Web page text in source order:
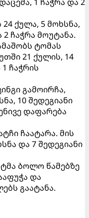
ქულა, 5 მოხსნა,
2 ჩაჭრა მოუტანა.
ტომას
21 ქულის, 14
ჩაჭრის
გამოირჩა,
10 შედეგიანი
დაფარება
ჩაატარა. მის
და 7 შედეგიანი
ბოლო წამებზე
და
გაატანა.